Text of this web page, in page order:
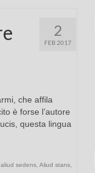
2
FEB 2017
che affila
è forse l’autore
questa lingua
aliud sedens, Aliud stans,